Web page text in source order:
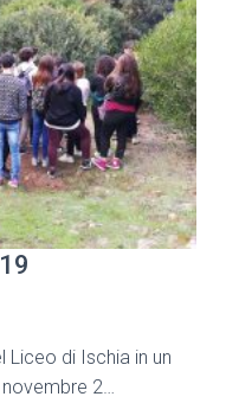
Liceo di Ischia in un
2…